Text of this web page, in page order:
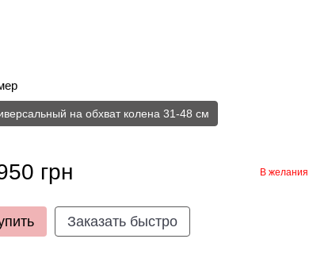
на обхват колена 31-48 см
грн В желания
Заказать быстро